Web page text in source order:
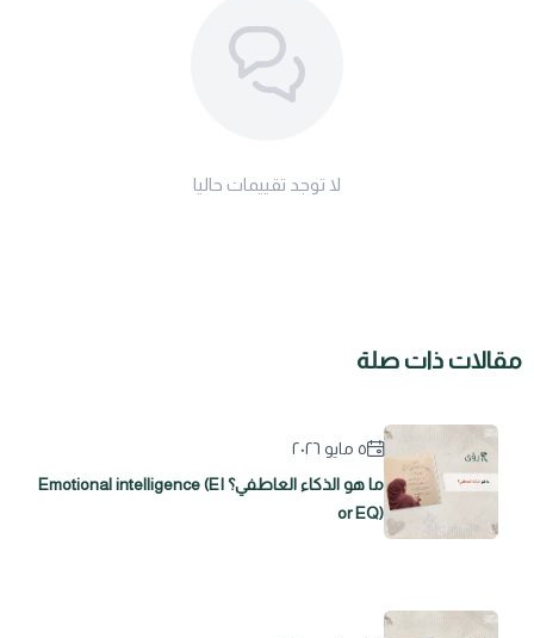
لا توجد تقييمات حاليا
مقالات ذات صلة
٥ مايو ٢٠٢٦
ما هو الذكاء العاطفي؟ Emotional intelligence (EI
or EQ)